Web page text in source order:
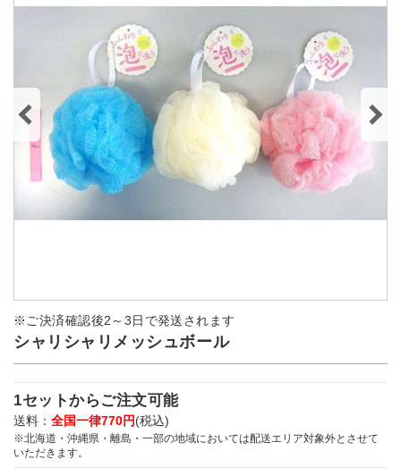
※ご決済確認後2～3日で発送されます
シャリシャリメッシュボール
1セットからご注文可能
送料： 全国一律770円(税込)
※北海道・沖縄県・離島・一部の地域においては配送エリア対象外とさせて
いただきます。